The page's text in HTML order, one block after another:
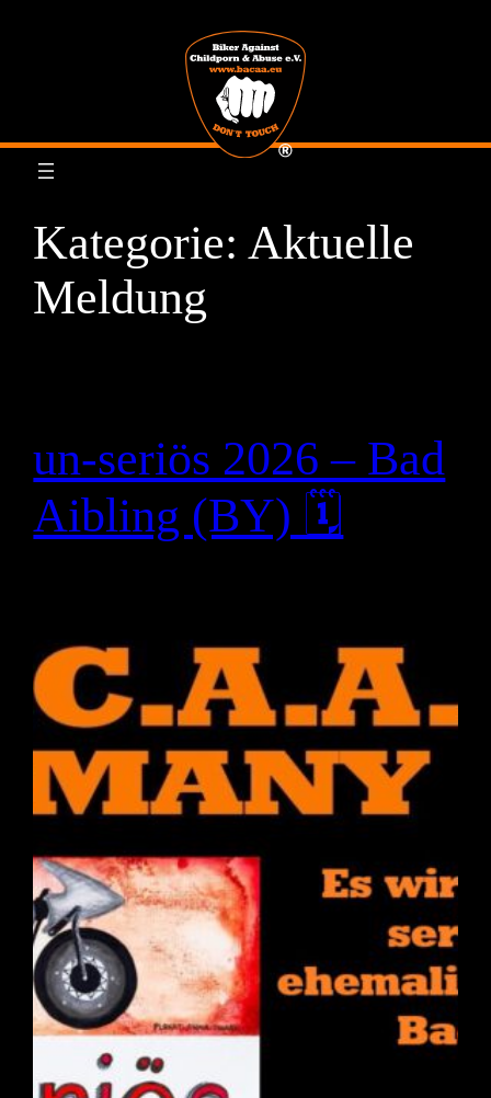
Kategorie:Aktuelle
Meldung
un-seriös 2026 – Bad
Aibling (BY) 🗓